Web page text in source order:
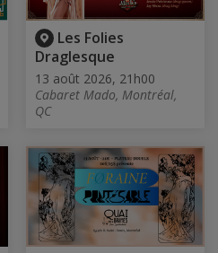
Les Folies
Draglesque
13 août 2026, 21h00
Cabaret Mado, Montréal,
QC